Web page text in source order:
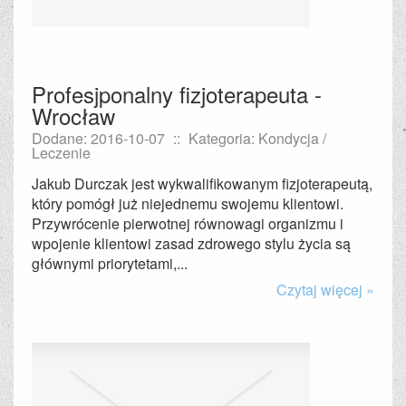
Profesjponalny fizjoterapeuta -
Wrocław
Dodane: 2016-10-07 :: Kategoria: Kondycja /
Leczenie
Jakub Durczak jest wykwalifikowanym fizjoterapeutą,
który pomógł już niejednemu swojemu klientowi.
Przywrócenie pierwotnej równowagi organizmu i
wpojenie klientowi zasad zdrowego stylu życia są
głównymi priorytetami,...
Czytaj więcej »